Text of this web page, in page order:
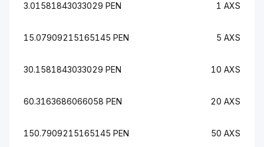
3.01581843033029 PEN 1 AXS
15.07909215165145 PEN 5 AXS
30.1581843033029 PEN 10 AXS
60.3163686066058 PEN 20 AXS
150.7909215165145 PEN 50 AXS